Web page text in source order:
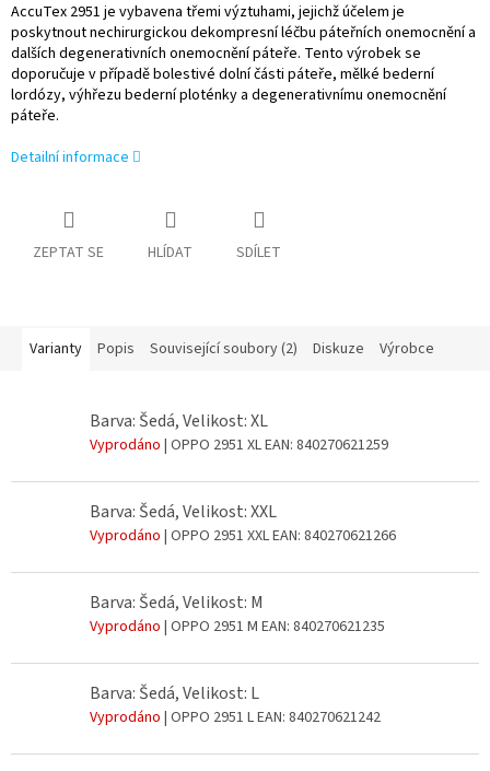
AccuTex 2951 je vybavena třemi výztuhami, jejichž účelem je
poskytnout nechirurgickou dekompresní léčbu páteřních onemocnění a
dalších degenerativních onemocnění páteře. Tento výrobek se
doporučuje v případě bolestivé dolní části páteře, mělké bederní
lordózy, výhřezu bederní ploténky a degenerativnímu onemocnění
páteře.
Detailní informace
ZEPTAT SE HLÍDAT SDÍLET
Varianty Popis Související soubory (2) Diskuze Výrobce
Barva: Šedá, Velikost: XL
Vyprodáno | OPPO 2951 XLEAN: 840270621259
Barva: Šedá, Velikost: XXL
Vyprodáno | OPPO 2951 XXLEAN: 840270621266
Barva: Šedá, Velikost: M
Vyprodáno | OPPO 2951 M EAN: 840270621235
Barva: Šedá, Velikost: L
Vyprodáno | OPPO 2951 LEAN: 840270621242